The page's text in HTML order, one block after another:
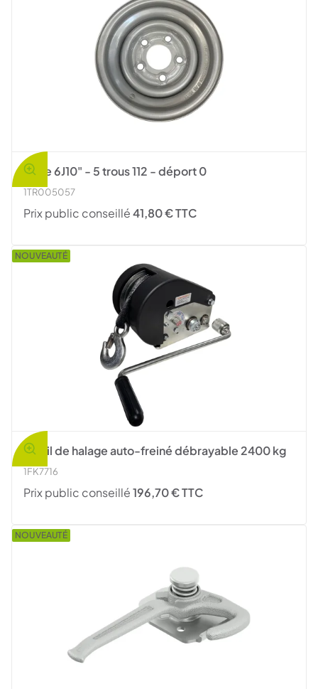
Jante 6J10" - 5 trous 112 - déport 0
1TR005057
Prix public conseillé41,80 € TTC
Treuil de halage auto-freiné débrayable 2400 kg
1FK7716
Prix public conseillé196,70 € TTC
NOUVEAUTÉ
NOUVEAUTÉ